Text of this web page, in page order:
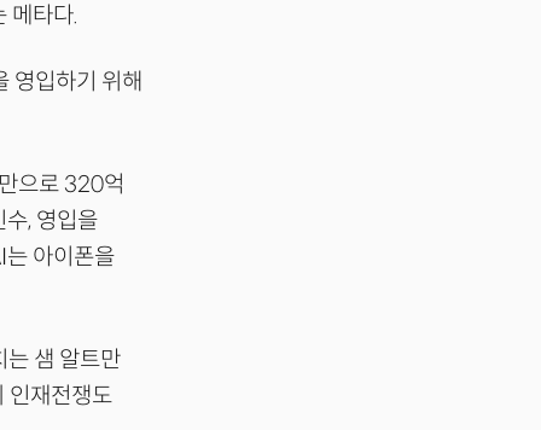
메타다.
영입하기 위해
으로 320억
, 영입을
는 아이폰을
샘 알트만
인재전쟁도